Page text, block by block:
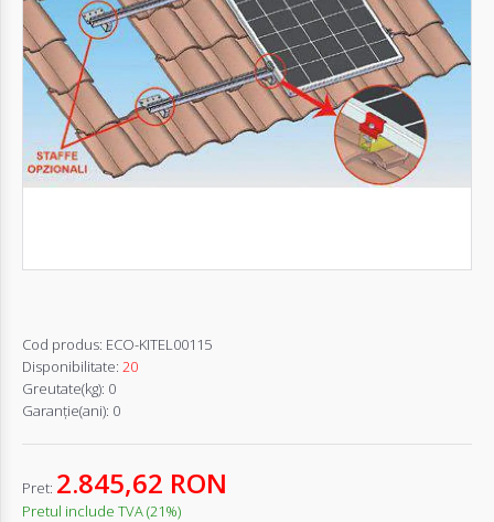
Autentifică-
te
Înregistrează-
te
Cod produs: ECO-KITEL00115
Disponibilitate: 20
Greutate(kg): 0
Garanţie(ani): 0
Pret: 2.845,62 RON
Pretul include TVA (21%)